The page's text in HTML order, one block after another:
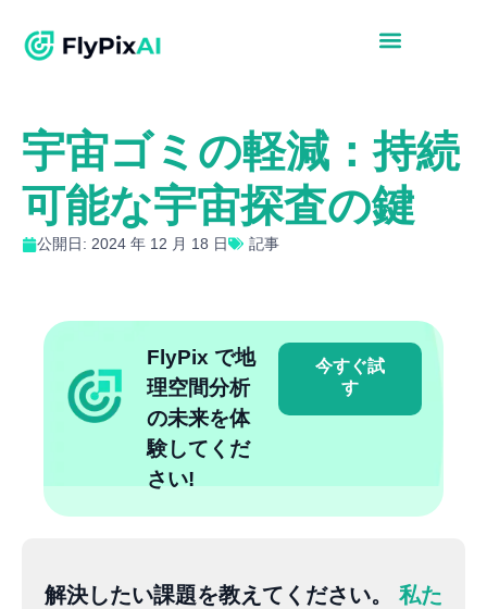
宇宙ゴミの軽減：持続
可能な宇宙探査の鍵
公開日: 2024 年 12 月 18 日 記事
FlyPix で地
理空間分析
の未来を体
験してくだ
さい!
今すぐ試
す
解決したい課題を教えてください。 私た